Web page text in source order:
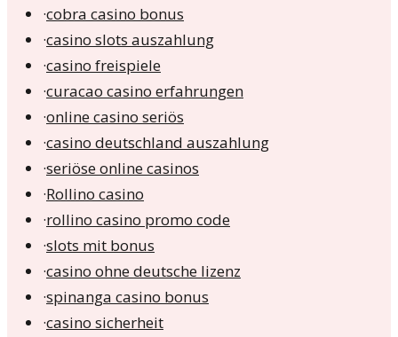
·cobra casino bonus
·casino slots auszahlung
·casino freispiele
·curacao casino erfahrungen
·online casino seriös
·casino deutschland auszahlung
·seriöse online casinos
·Rollino casino
·rollino casino promo code
·slots mit bonus
·casino ohne deutsche lizenz
·spinanga casino bonus
·casino sicherheit